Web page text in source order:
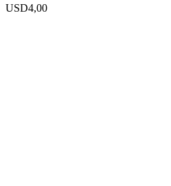
USD4,00